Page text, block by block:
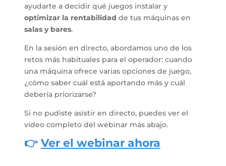
ayudarte a decidir qué juegos instalar y
optimizar la rentabilidad de tus máquinas en
salas y bares.
En la sesión en directo, abordamos uno de los
retos más habituales para el operador: cuando
una máquina ofrece varias opciones de juego,
¿cómo saber cuál está aportando más y cuál
debería priorizarse?
Si no pudiste asistir en directo, puedes ver el
vídeo completo del webinar más abajo.
👉 Ver el webinar ahora